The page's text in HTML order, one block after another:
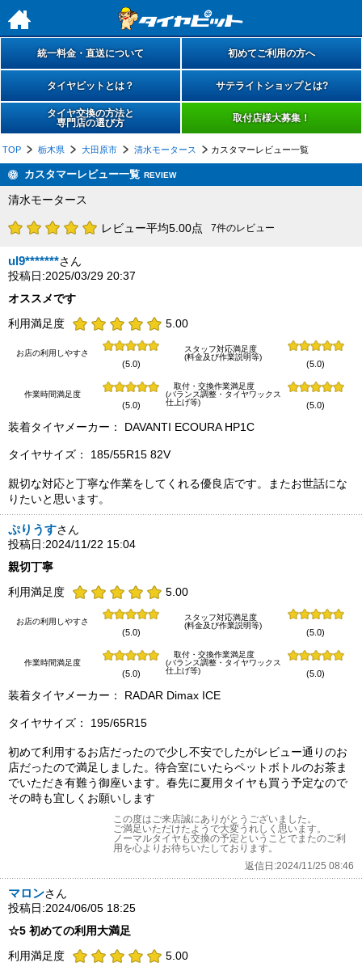
h
統一料金・直送について 初めてご利用の方へ
タイヤピットとは？ サテライトショップとは?
タイヤ交換の方法と
専門店の選び方
取付店様大募集！
TOP 栃木県 大田原市 清水モータース カスタマーレビュー一覧
カスタマーレビュー一覧 REVIEW
清水モータース
レビュー平均5.00点 7件のレビュー
ul9*******さん
投稿日:2025/03/29 20:37
オススメです
利用満足度
5.00
お店の利用しやすさ
(5.0)
スタッフ対応満足度
(料金及び作業説明等)
(5.0)
作業時間満足度
(5.0)
取付・交換作業満足度
(バランス調整・タイヤワックス
仕上げ等)
(5.0)
装着タイヤメーカー： DAVANTI ECOURA HP1C
タイヤサイズ： 185/55R15 82V
親切な対応と丁寧な作業をしてくれる優良店です。またお世話にな
りたいと思います。
ぷりうすさん
投稿日:2024/11/22 15:04
親切丁寧
利用満足度
5.00
お店の利用しやすさ
(5.0)
スタッフ対応満足度
(料金及び作業説明等)
(5.0)
作業時間満足度
(5.0)
取付・交換作業満足度
(バランス調整・タイヤワックス
仕上げ等)
(5.0)
装着タイヤメーカー： RADAR Dimax ICE
タイヤサイズ： 195/65R15
初めて利用するお店だったので少し不安でしたがレビュー通りのお
店だったので満足しました。待合室にいたらペットボトルのお茶ま
でいただき有難う御座います。春先に夏用タイヤも買う予定なので
その時も宜しくお願いします
この度はご来店誠にありがとうございました。
ご満足いただけたようで大変うれしく思います。
ノーマルタイヤも交換の予定ということでまたのご利
用を心よりお待ちいたしております。
返信日:2024/11/25 08:46
マロンさん
投稿日:2024/06/05 18:25
☆5 初めての利用大満足
利用満足度
5.00